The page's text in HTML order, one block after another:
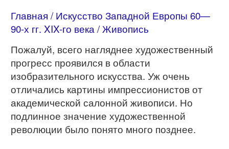
Главная
Искусство Западной Европы 60—
90-х гг. XIX-го века
Живопись
Пожалуй, всего нагляднее художественный
прогресс проявился в области
изобразительного искусства. Уж очень
отличались картины импрессионистов от
академической салонной живописи. Но
подлинное значение художественной
революции было понято много позднее.